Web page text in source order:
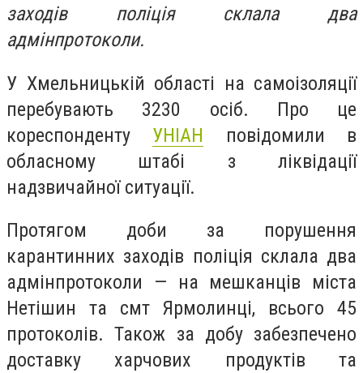
заходів поліція склала два
адмінпротоколи.
У Хмельницькій області на самоізоляції
перебувають 3230 осіб. Про це
кореспонденту УНІАН повідомили в
обласному штабі з ліквідації
надзвичайної ситуації.
Протягом доби за порушення
карантинних заходів поліція склала два
адмінпротоколи — на мешканців міста
Нетішин та смт Ярмолинці, всього 45
протоколів. Також за добу забезпечено
доставку харчових продуктів та